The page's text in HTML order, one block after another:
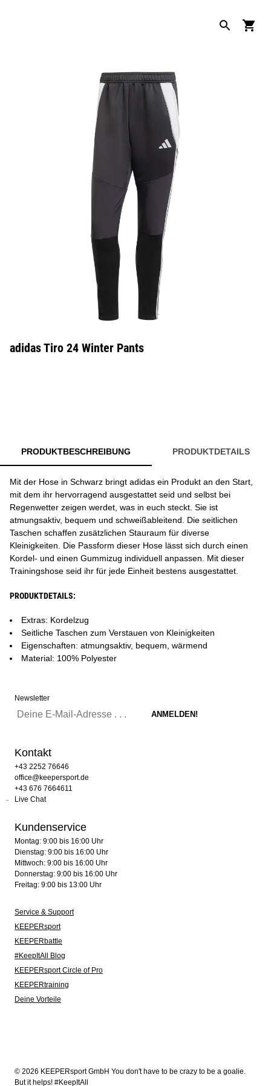
adidas Tiro 24 Winter Pants
PRODUKTBESCHREIBUNG PRODUKTDETAILS
Mit der Hose in Schwarz bringt adidas ein Produkt an den Start,
mit dem ihr hervorragend ausgestattet seid und selbst bei
Regenwetter zeigen werdet, was in euch steckt. Sie ist
atmungsaktiv, bequem und schweißableitend. Die seitlichen
Taschen schaffen zusätzlichen Stauraum für diverse
Kleinigkeiten. Die Passform dieser Hose lässt sich durch einen
Kordel- und einen Gummizug individuell anpassen. Mit dieser
Trainingshose seid ihr für jede Einheit bestens ausgestattet.
PRODUKTDETAILS:
Extras: Kordelzug
Seitliche Taschen zum Verstauen von Kleinigkeiten
Eigenschaften: atmungsaktiv, bequem, wärmend
Material: 100% Polyester
Newsletter
Kontakt
+43 2252 76646
office@keepersport.de
+43 676 7664611
Live Chat
Kundenservice
Montag: 9:00 bis 16:00 Uhr
Dienstag: 9:00 bis 16:00 Uhr
Mittwoch: 9:00 bis 16:00 Uhr
Donnerstag: 9:00 bis 16:00 Uhr
Freitag: 9:00 bis 13:00 Uhr
Service & Support
KEEPERsport
KEEPERbattle
#KeepItAll Blog
KEEPERsport Circle of Pro
KEEPERtraining
Deine Vorteile
© 2026 KEEPERsport GmbH You don't have to be crazy to be a goalie.
But it helps! #KeepItAll